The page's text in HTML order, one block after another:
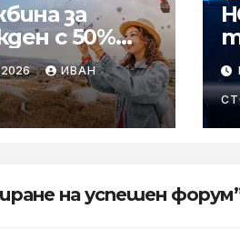
за
с 50%
за
Pass
пакети
2026 ИВАН
на успешен